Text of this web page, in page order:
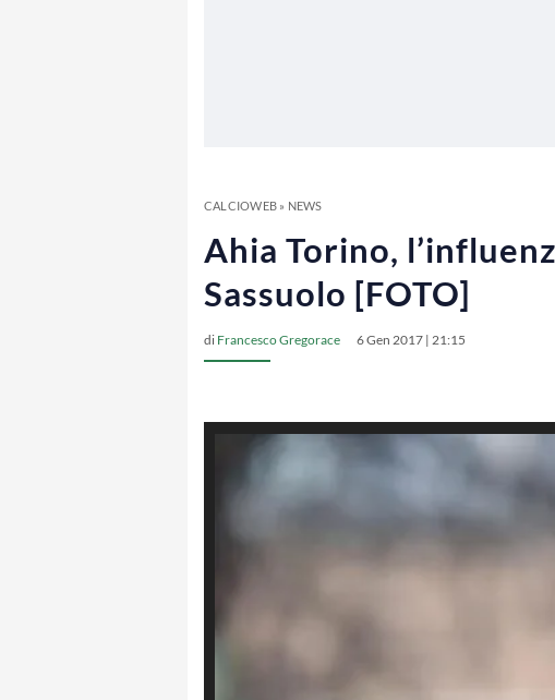
CALCIOWEB» NEWS
Ahia Torino,
Sassuolo [FOTO]
di Francesco Gregorace 6 Gen 2017 | 21:15